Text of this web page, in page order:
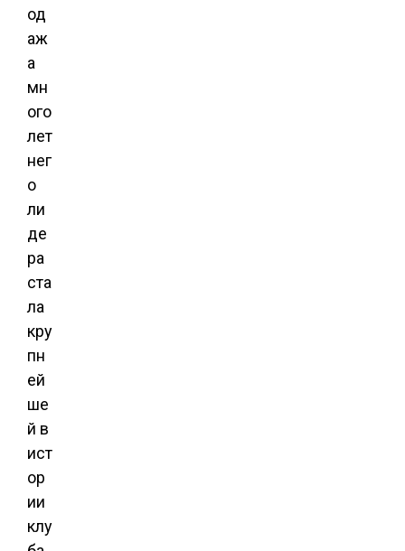
од
аж
а
мн
ого
лет
нег
о
ли
де
ра
ста
ла
кру
пн
ей
ше
й в
ист
ор
ии
клу